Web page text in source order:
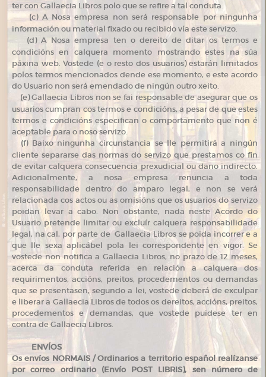
ter con Gallaecia Libros polo que se refire a tal conduta.
(c) A Nosa empresa non será responsable por ningunha
información ou material fixado ou recibido vía este servizo.
(d) A Nosa empresa ten o dereito de ditar os termos e
condicións en calquera momento mostrando estes na súa
páxina web. Vostede (e o resto dos usuarios) estarán limitados
polos termos mencionados dende ese momento, e este acordo
do Usuario non será emendado de ningún outro xeito.
(e) Gallaecia Libros non se fai responsable de asegurar que os
usuarios cumpran cos termos e condicións, a pesar de que estes
termos e condicións especifican o comportamento que non é
aceptable para o noso servizo.
(f) Baixo ningunha circunstancia se lle permitirá a ningún
cliente separarse das normas do servizo que prestamos co fin
de evitar calquera consecuencia prexudicial ou dano indirecto.
Adicionalmente, a nosa empresa renuncia a toda
responsabilidade dentro do amparo legal, e non se verá
relacionada cos actos ou as omisións que os usuarios do servizo
poidan levar a cabo. Non obstante, nada neste Acordo do
Usuario pretende limitar ou excluír calquera responsabilidade
legal, na cal, por parte de Gallaecia Libros se poida incorrer e a
que lle sexa aplicábel pola lei correspondente en vigor. Se
vostede non notifica a Gallaecia Libros, no prazo de 12 meses,
acerca da conduta referida en relación a calquera dos
requirimentos, accións, preitos, procedementos ou demandas
que se presentasen, segundo a lei, vostede deberá de exculpar
e liberar a Gallaecia Libros de todos os dereitos, accións, preitos,
procedementos e demandas, que vostede puidese ter en
contra de Gallaecia Libros.
ENVÍOS
Os envíos NORMAIS / Ordinarios a territorio español realízanse
por correo ordinario (Envío POST LIBRIS), sen número de